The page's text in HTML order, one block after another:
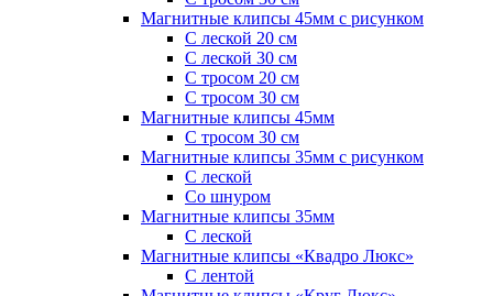
Магнитные клипсы 45мм с рисунком
С леской 20 см
С леской 30 см
С тросом 20 см
С тросом 30 см
Магнитные клипсы 45мм
С тросом 30 см
Магнитные клипсы 35мм с рисунком
С леской
Со шнуром
Магнитные клипсы 35мм
С леской
Магнитные клипсы «Квадро Люкс»
С лентой